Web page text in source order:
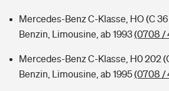
Mercedes-Benz C-Klasse, HO (C
Benzin, Limousine, ab 1993(0708 /
Mercedes-Benz C-Klasse, H0 202
Benzin, Limousine, ab 1995(0708 /